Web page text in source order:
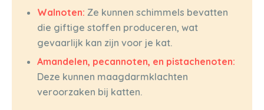
Walnoten: Ze kunnen schimmels bevatten
die giftige stoffen produceren, wat
gevaarlijk kan zijn voor je kat.
Amandelen, pecannoten, en pistachenoten:
Deze kunnen maagdarmklachten
veroorzaken bij katten.